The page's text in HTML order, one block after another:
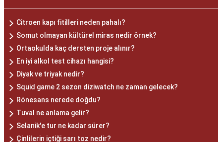
Citroen kapı fitilleri neden pahalı?
Somut olmayan kültürel miras nedir örnek?
Ortaokulda kaç dersten proje alınır?
En iyi alkol test cihazı hangisi?
Diyak ve triyak nedir?
Squid game 2 sezon diziwatch ne zaman gelecek?
Rönesans nerede doğdu?
Tuval ne anlama gelir?
Selanik'e tur ne kadar sürer?
Çinlilerin içtiği sarı toz nedir?